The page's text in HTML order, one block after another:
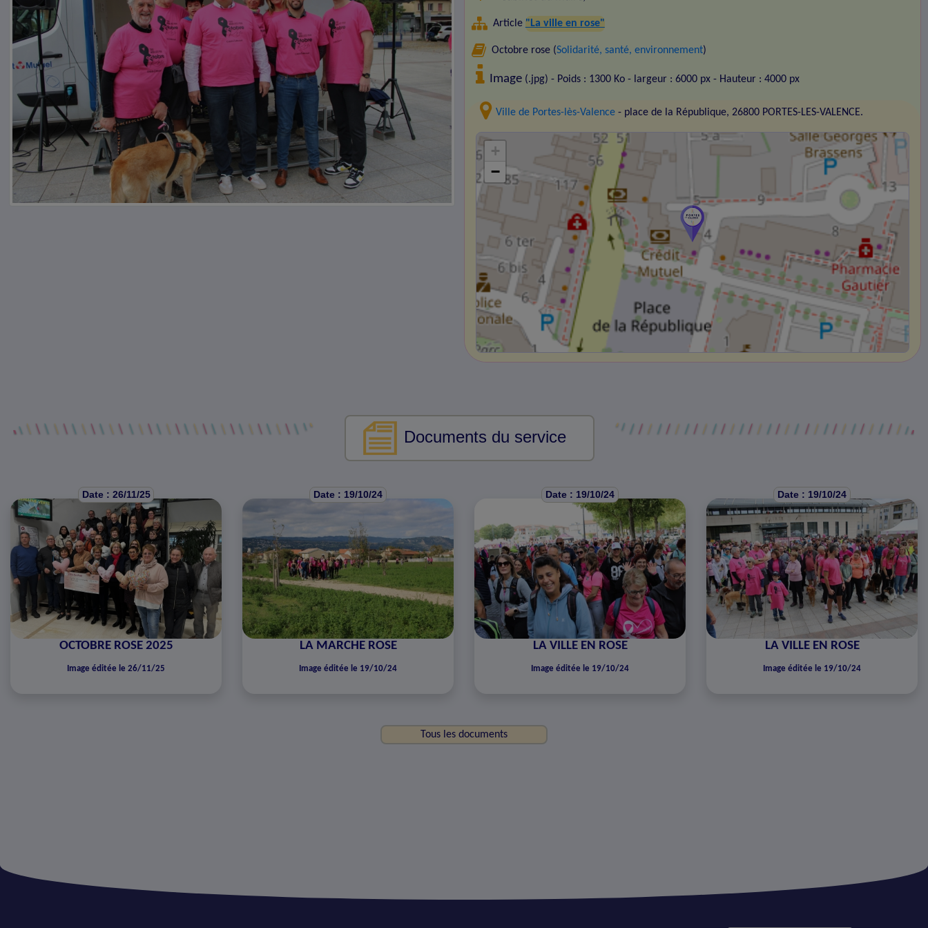
Article "La ville en rose"
Octobre rose (Solidarité, santé, environnement)
Image (.jpg) - Poids : 1300 Ko - largeur : 6000 px - Hauteur : 4000 px
Ville de Portes-lès-Valence - place de la République, 26800 PORTES-LES-VALENCE.
+
−
Documents du service
Date : 26/11/25
OCTOBRE ROSE 2025
Image éditée le 26/11/25
Date : 19/10/24
LA MARCHE ROSE
Image éditée le 19/10/24
Date : 19/10/24
LA VILLE EN ROSE
Image éditée le 19/10/24
Date : 19/10/24
LA VILLE EN ROSE
Image éditée le 19/10/24
Tous les documents